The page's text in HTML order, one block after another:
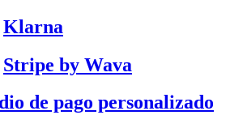
Klarna
Stripe by Wava
de pago personalizado